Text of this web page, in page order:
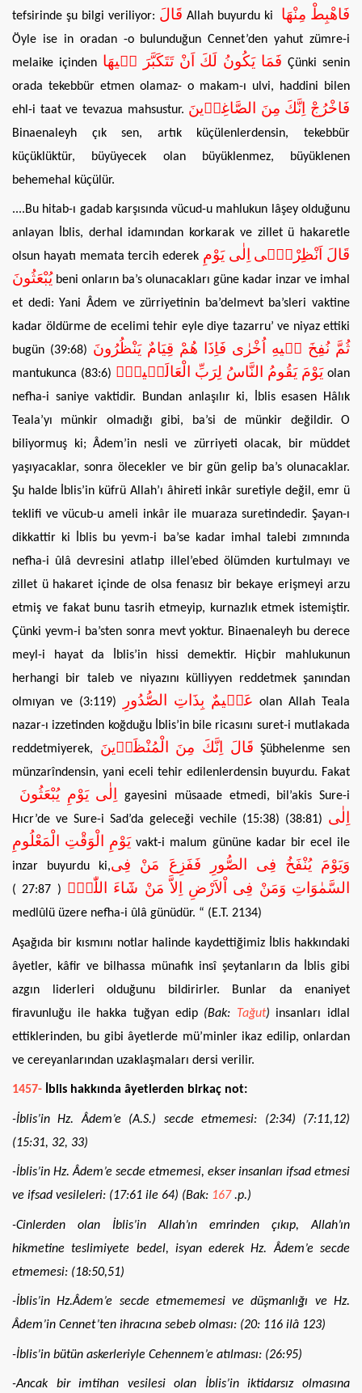
tefsirinde şu bilgi veriliyor: قَالَ Allah buyurdu ki فَاهْبِطْ مِنْهَا
Öyle ise in oradan -o bulunduğun Cennet’den yahut zümre-i
melaike içinden فَمَا يَكُونُ لَكَ اَنْ تَتَكَبَّرَ ف۪يهَا Çünki senin
orada tekebbür etmen olamaz- o makam-ı ulvi, haddini bilen
ehl-i taat ve tevazua mahsustur. فَاخْرُجْ اِنَّكَ مِنَ الصَّاغِر۪ينَ
Binaenaleyh çık sen, artık küçülenlerdensin, tekebbür
küçüklüktür, büyüyecek olan büyüklenmez, büyüklenen
behemehal küçülür.
....Bu hitab-ı gadab karşısında vücud-u mahlukun lâşey olduğunu
anlayan İblis, derhal idamından korkarak ve zillet ü hakaretle
olsun hayatı memata tercih ederek
beni onların ba’s olunacakları güne kadar inzar ve imhal
et dedi: Yani Âdem ve zürriyetinin ba’delmevt ba’sleri vaktine
kadar öldürme de ecelimi tehir eyle diye tazarru’ ve niyaz ettiki
bugün (39:68) ثُمَّ نُفِخَ ف۪يهِ اُخْرٰى فَاِذَا هُمْ قِيَامٌ يَنْظُرُونَ
mantukunca (83:6) يَوْمَ يَقُومُ النَّاسُ لِرَبِّ الْعَالَم۪ينَۜ olan
nefha-i saniye vaktidir. Bundan anlaşılır ki, İblis esasen Hâlık
Teala’yı münkir olmadığı gibi, ba’si de münkir değildir. O
biliyormuş ki; Âdem’in nesli ve zürriyeti olacak, bir müddet
yaşıyacaklar, sonra ölecekler ve bir gün gelip ba’s olunacaklar.
Şu halde İblis’in küfrü Allah’ı âhireti inkâr suretiyle değil, emr ü
teklifi ve vücub-u ameli inkâr ile muaraza suretindedir. Şayan-ı
dikkattir ki İblis bu yevm-i ba’se kadar imhal talebi zımnında
nefha-i ûlâ devresini atlatıp illel’ebed ölümden kurtulmayı ve
zillet ü hakaret içinde de olsa fenasız bir bekaye erişmeyi arzu
etmiş ve fakat bunu tasrih etmeyip, kurnazlık etmek istemiştir.
Çünki yevm-i ba’sten sonra mevt yoktur. Binaenaleyh bu derece
meyl-i hayat da İblis’in hissi demektir. Hiçbir mahlukunun
herhangi bir taleb ve niyazını külliyyen reddetmek şanından
olmıyan ve (3:119)
عَل۪يمٌ بِذَاتِ الصُّدُورِ olan Allah Teala
nazar-ı izzetinden koğduğu İblis’in bile ricasını suret-i mutlakada
reddetmiyerek,
قَالَ اِنَّكَ مِنَ الْمُنْظَر۪ينَ Şübhelenme sen
münzarîndensin, yani eceli tehir edilenlerdensin buyurdu. Fakat
اِلٰى يَوْمِ يُبْعَثُونَ
gayesini müsaade etmedi, bil’akis Sure-i
Hıcr’de ve Sure-i Sad’da geleceği vechile (15:38) (38:81) اِلٰى
يَوْمِ الْوَقْتِ الْمَعْلُومِ vakt-i malum gününe kadar bir ecel ile
inzar buyurdu ki,وَيَوْمَ يُنْفَخُ فِى الصُّورِ فَفَزِعَ مَنْ فِى
السَّمٰوَاتِ وَمَنْ فِى اْلاَرْضِ اِلاَّ مَنْ شَٓاءَ اللّٰهُۜ (
27:87 )
medlûlü üzere nefha-i ûlâ günüdür. “ (E.T. 2134)
Aşağıda bir kısmını notlar halinde kaydettiğimiz İblis hakkındaki
âyetler, kâfir ve bilhassa münafık insî şeytanların da İblis gibi
azgın liderleri olduğunu bildirirler. Bunlar da enaniyet
firavunluğu ile hakka tuğyan edip (Bak: Tağut) insanları idlal
ettiklerinden, bu gibi âyetlerde mü’minler ikaz edilip, onlardan
ve cereyanlarından uzaklaşmaları dersi verilir.
1457- İblis hakkında âyetlerden birkaç not:
-İblis’in Hz. Âdem’e (A.S.) secde etmemesi: (2:34) (7:11,12)
(15:31, 32, 33)
-İblis’in Hz. Âdem’e secde etmemesi, ekser insanları ifsad etmesi
ve ifsad vesileleri: (17:61 ile 64) (Bak: 167.p.)
-Cinlerden olan İblis’in Allah’ın emrinden çıkıp, Allah’ın
hikmetine teslimiyete bedel, isyan ederek Hz. Âdem’e secde
etmemesi: (18:50,51)
-İblis’in Hz.Âdem’e secde etmememesi ve düşmanlığı ve Hz.
Âdem’in Cennet’ten ihracına sebeb olması: (20: 116 ilâ 123)
-İblis’in bütün askerleriyle Cehennem’e atılması: (26:95)
-Ancak bir imtihan vesilesi olan İblis’in iktidarsız olmasına